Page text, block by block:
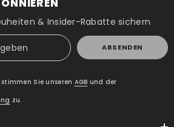
& Insider-Rabatte sichern
ABSENDEN
Sie unseren AGB und der
zu.